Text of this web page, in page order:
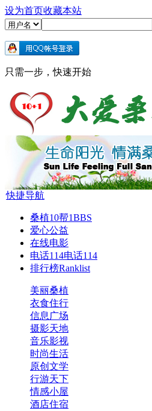
设为首页收藏本站
只需一步，快速开始
快捷导航
桑植10帮1BBS
爱心公益
在线电影
电话114电话114
排行榜Ranklist
美丽桑植
衣食住行
信息广场
摄影天地
音乐影视
时尚生活
原创文学
行游天下
情感小屋
酒店住宿